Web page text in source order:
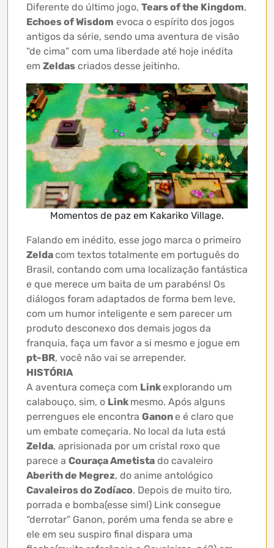
Diferente do último jogo, Tears of the Kingdom,
Echoes of Wisdom evoca o espírito dos jogos
antigos da série, sendo uma aventura de visão
“de cima” com uma liberdade até hoje inédita
em Zeldas criados desse jeitinho.
Momentos de paz em Kakariko Village.
Falando em inédito, esse jogo marca o primeiro
Zeldacom textos totalmente em português do
Brasil, contando com uma localização fantástica
e que merece um baita de um parabéns! Os
diálogos foram adaptados de forma bem leve,
com um humor inteligente e sem parecer um
produto desconexo dos demais jogos da
franquia, faça um favor a si mesmo e jogue em
pt-BR, você não vai se arrepender.
HISTÓRIA
A aventura começa com Linkexplorando um
calabouço, sim, o Link mesmo. Após alguns
perrengues ele encontra Ganone é claro que
um embate começaria. No local da luta está
Zelda, aprisionada por um cristal roxo que
parece a Couraça Ametista do cavaleiro
Aberith de Megrez, do anime antológico
Cavaleiros do Zodíaco. Depois de muito tiro,
porrada e bomba(esse sim!) Link consegue
“derrotar” Ganon, porém uma fenda se abre e
ele em seu suspiro final dispara uma